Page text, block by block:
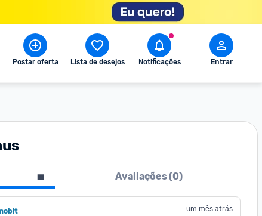
Postar oferta Lista de desejos Notificações Entrar
Avaliações (0)
um mês atrás